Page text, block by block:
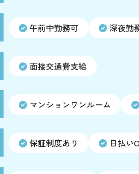
午前中勤務可 深夜勤
面接交通費支給
マンションワンルーム
保証制度あり 日払い